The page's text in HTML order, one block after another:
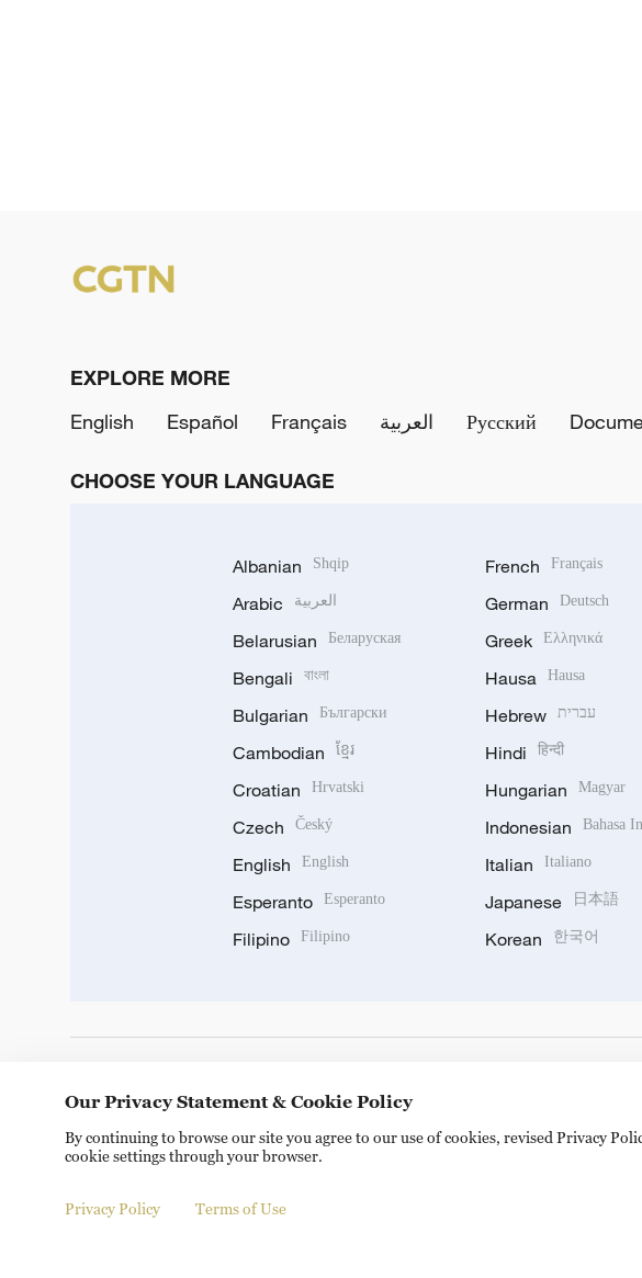
EXPLORE MORE
English
Español Français العربية Русский
CHOOSE YOUR LANGUAGE
Albanian Shqip
Arabic العربية
Belarusian Беларуская
Bengali বাংলা
Bulgarian Български
Cambodian ខ្មែរ
Croatian Hrvatski
Czech Český
English English
Esperanto Esperanto
Filipino Filipino
French Français
German Deutsch
Greek Ελληνικά
Hausa Hausa
Hebrew עברית
Hindi हिन्दी
Hungarian Magyar
Indonesian Bahasa
Italian Italiano
Japanese 日本語
Korean 한국어
© China Radio International.CRI. All Rights Reserved. 16A Shijingshan Road,
Our Privacy Statement & Cookie Policy
By continuing to browse our site you agree to our use of cookies, revised Privacy
cookie settings through your browser.
Privacy Policy Terms of Use